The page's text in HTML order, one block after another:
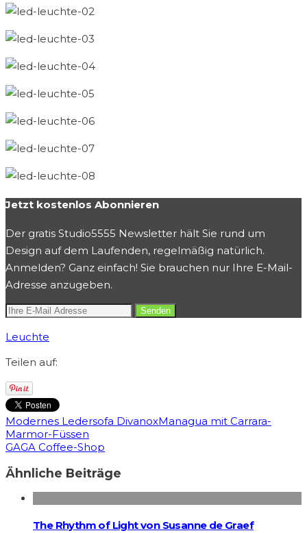
Jetzt kostenlos Abonnieren
Der gratis Studio5555 Newsletter hält Sie rund um
Design auf dem Laufenden, regelmäßig natürlich.
Anmelden? Ganz einfach! Sie brauchen nur Ihre E-Mail-
Adresse anzugeben.
Leuchte
Teilen auf:
Modernes Ledersofa DivanoxManagua mit Carrara-
Marmor-Füssen
GAGA Coffee-Shop
Ähnliche Beiträge
The Rhythm of Light von Susanne de Graef